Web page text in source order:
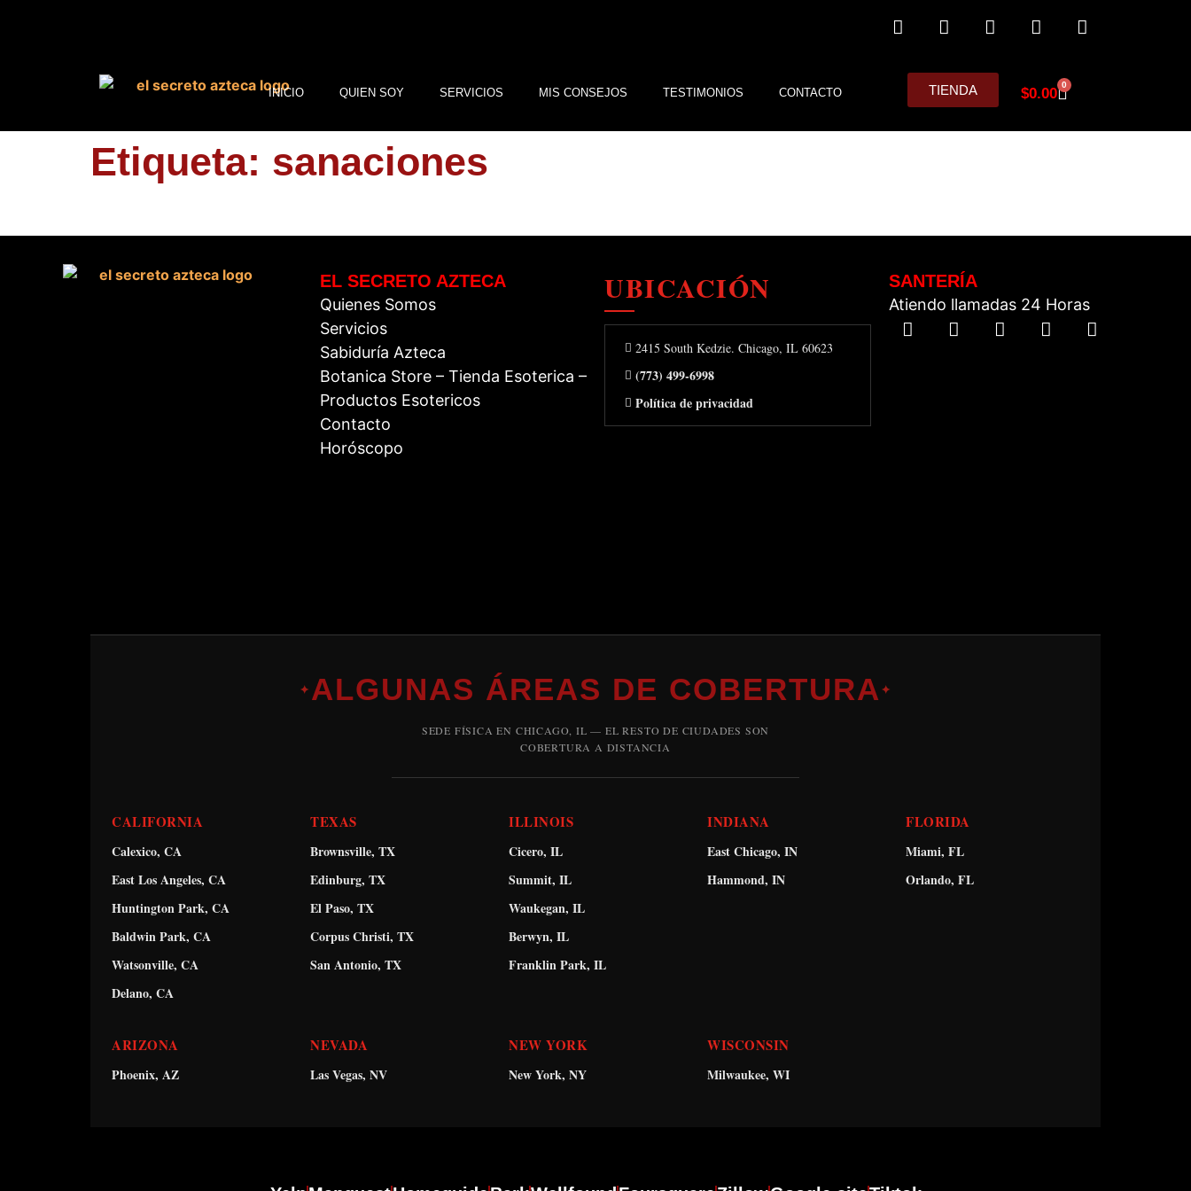
INICIO QUIEN SOY SERVICIOS MIS CONSEJOS TESTIMONIOS CONTACTO TIENDA $0.00 0
Etiqueta: sanaciones
EL SECRETO AZTECA
Quienes Somos
Servicios
Sabiduría Azteca
Botanica Store – Tienda Esoterica –
Productos Esotericos
Contacto
Horóscopo
UBICACIÓN
2415 South Kedzie. Chicago, IL 60623
(773) 499-6998
Política de privacidad
SANTERÍA
Atiendo llamadas 24 Horas
✦ ALGUNAS ÁREAS DE COBERTURA ✦
SEDE FÍSICA EN CHICAGO, IL — EL RESTO DE CIUDADES SON
COBERTURA A DISTANCIA
CALIFORNIA
Calexico, CA
East Los Angeles, CA
Huntington Park, CA
Baldwin Park, CA
Watsonville, CA
Delano, CA
TEXAS
Brownsville, TX
Edinburg, TX
El Paso, TX
Corpus Christi, TX
San Antonio, TX
ILLINOIS
Cicero, IL
Summit, IL
Waukegan, IL
Berwyn, IL
Franklin Park, IL
INDIANA
East Chicago, IN
Hammond, IN
FLORIDA
Miami, FL
Orlando, FL
ARIZONA
Phoenix, AZ
NEVADA
Las Vegas, NV
NEW YORK
New York, NY
WISCONSIN
Milwaukee, WI